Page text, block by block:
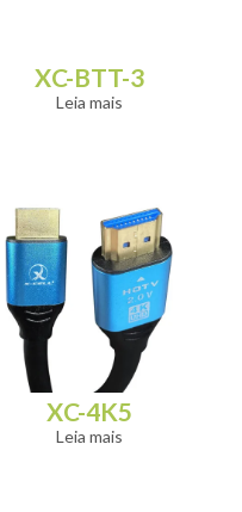
XC-BTT-3
Leia mais
XC-4K5
Leia mais